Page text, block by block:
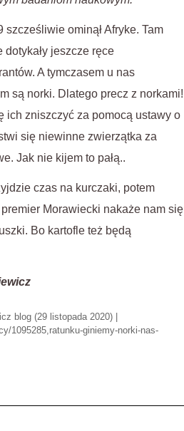
ominął Afryke. Tam
dotykały jeszcze ręce
A tymczasem u nas
są norki. Dlatego precz z norkami!
ich zniszczyć za pomocą ustawy o
się niewinne zwierzątka za
Jak nie kijem to pałą..
czas na kurczaki, potem
Morawiecki nakaże nam się
Bo kartofle też będą
blog (29 listopada 2020) |
1095285,ratunku-giniemy-norki-nas-